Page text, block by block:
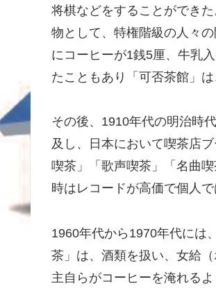
将棋などをすることができ
物として、特権階級の人々
にコーヒーが1銭5厘、牛乳
たこともあり「可否茶館」
その後、1910年代の明治時
及し、日本において喫茶店
喫茶」「歌声喫茶」「名曲
時はレコードが高価で個人
1960年代から1970年代には
茶」は、酒類を扱い、女給
主自らがコーヒーを淹れる